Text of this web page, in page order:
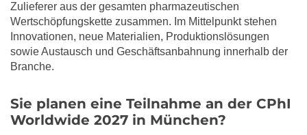
Zulieferer aus der gesamten pharmazeutischen
Wertschöpfungskette zusammen. Im Mittelpunkt stehen
Innovationen, neue Materialien, Produktionslösungen
sowie Austausch und Geschäftsanbahnung innerhalb der
Branche.
Sie planen eine Teilnahme an der CPhI
Worldwide 2027 in München?